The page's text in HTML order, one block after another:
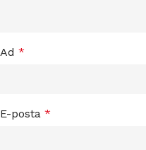
Ad *
E-posta *